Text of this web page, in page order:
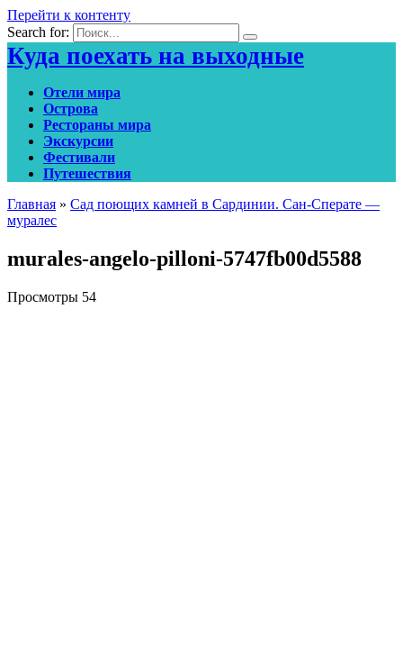
Перейти к контенту
Search for:
Куда поехать на выходные
Отели мира
Острова
Рестораны мира
Экскурсии
Фестивали
Путешествия
Главная » Сад поющих камней в Сардинии. Сан-Сперате —
муралес
murales-angelo-pilloni-5747fb00d5588
Просмотры 54